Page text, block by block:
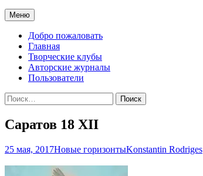
Меню Перейти
к
содержимому
Добро пожаловать
Главная
Творческие клубы
Авторские журналы
Пользователи
Найти:
Саратов 18 ХII
25 мая, 2017Новые горизонтыKonstantin Rodriges